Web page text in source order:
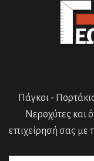
Πάγκοι -
Νεροχύτες και
επιχείρησή σας με